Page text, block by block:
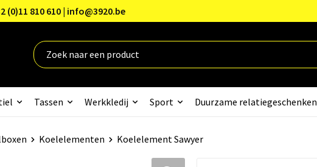
810 610 | info@3920.be
Tassen Werkkledij Sport Duurzame relatiegeschenken
Koelelementen Koelelement Sawyer